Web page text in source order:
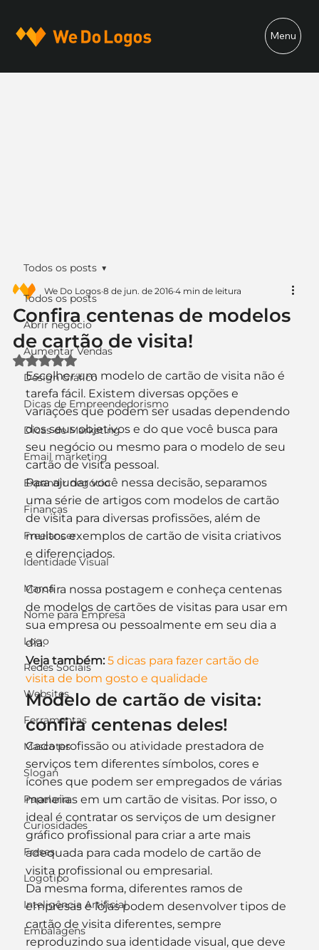
Menu
Todos os posts
Abrir negócio
Aumentar Vendas
Design Gráfico
Dicas de Empreendedorismo
Dicas de Marketing
Email marketing
Expandir negócio
Finanças
Freelancer
Identidade Visual
Marca
Nome para Empresa
Logo
Redes Sociais
Websites
Ferramentas
Mascotes
Slogan
Papelaria
Curiosidades
Frases
Logotipo
Inteligência Artificial
Embalagens
Todos os posts
Confira centenas de modelos
de cartão de visita!
We Do Logos 8 de jun. de 2016 4 min de leitura
Avaliado com NaN de 5 estrelas.
Escolher um modelo de cartão de visita não é
tarefa fácil. Existem diversas opções e
variações que podem ser usadas dependendo
dos seus objetivos e do que você busca para
seu negócio ou mesmo para o modelo de seu
cartão de visita pessoal.
Para ajudar você nessa decisão, separamos
uma série de artigos com modelos de cartão
de visita para diversas profissões, além de
muitos exemplos de cartão de visita criativos
e diferenciados.
Confira nossa postagem e conheça centenas
de modelos de cartões de visitas para usar em
sua empresa ou pessoalmente em seu dia a
dia.
Veja também: 5 dicas para fazer cartão de
visita de bom gosto e qualidade
Modelo de cartão de visita:
confira centenas deles!
Cada profissão ou atividade prestadora de
serviços tem diferentes símbolos, cores e
ícones que podem ser empregados de várias
maneiras em um cartão de visitas. Por isso, o
ideal é contratar os serviços de um designer
gráfico profissional para criar a arte mais
adequada para cada modelo de cartão de
visita profissional ou empresarial.
Da mesma forma, diferentes ramos de
empresas e lojas podem desenvolver tipos de
cartão de visita diferentes, sempre
reproduzindo sua identidade visual, que deve